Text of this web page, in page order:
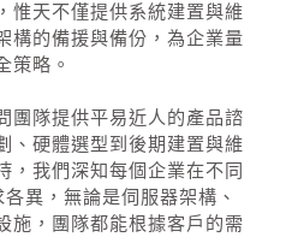
惟天不僅提供系統建置與維
構的備援與備份，為企業量
策略。
團隊提供平易近人的產品諮
、硬體選型到後期建置與維
，我們深知每個企業在不同
異，無論是伺服器架構、
施，團隊都能根據客戶的需